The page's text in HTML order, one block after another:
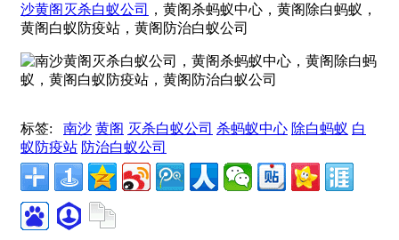
沙黄阁灭杀白蚁公司
，黄阁杀蚂蚁中心，黄阁除白蚂蚁，
黄阁白蚁防疫站，黄阁防治白蚁公司
标签: 南沙 黄阁 灭杀白蚁公司 杀蚂蚁中心 除白蚂蚁 白
蚁防疫站 防治白蚁公司